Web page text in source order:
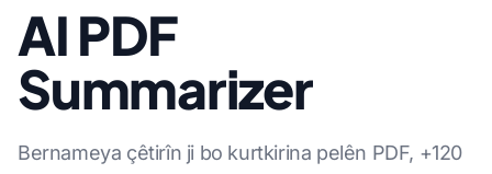
AI PDF
Summarizer
Bernameya çêtirîn ji bo kurtkirina pelên PDF, +120